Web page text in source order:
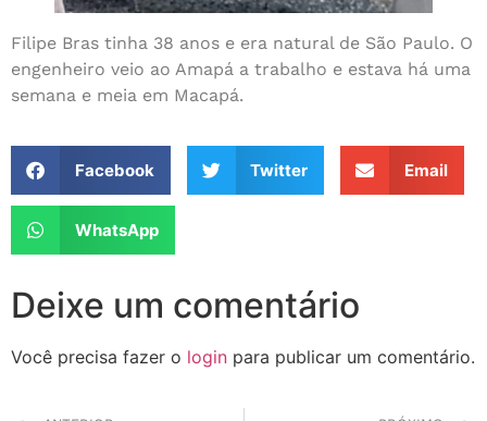
Filipe Bras tinha 38 anos e era natural de São Paulo. O
engenheiro veio ao Amapá a trabalho e estava há uma
semana e meia em Macapá.
Facebook Twitter Email
WhatsApp
Deixe um comentário
Você precisa fazer o login para publicar um comentário.